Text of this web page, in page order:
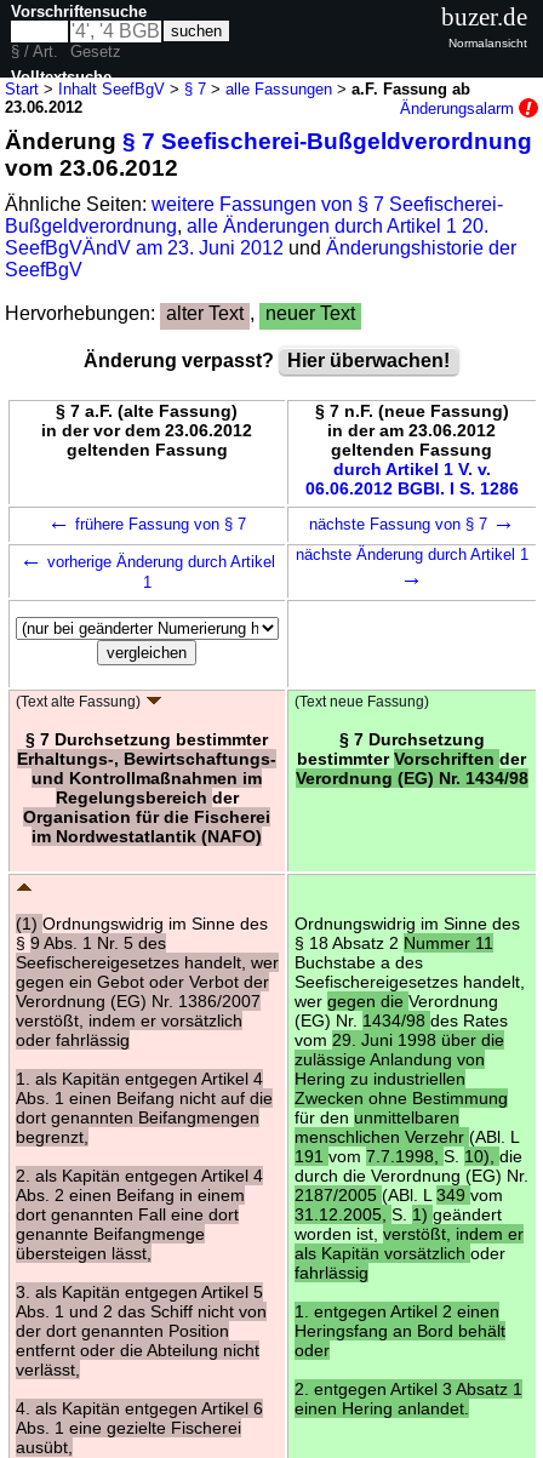
Start > Inhalt SeefBgV > § 7 >alle Fassungen >a.F. Fassung ab
23.06.2012
Änderungsalarm
Änderung§ 7 Seefischerei-Bußgeldverordnung
vom 23.06.2012
Ähnliche Seiten:weitere Fassungen von § 7 Seefischerei-
Bußgeldverordnung,alle Änderungen durch Artikel 1 20.
SeefBgVÄndV am 23. Juni 2012 undÄnderungshistorie der
SeefBgV
Hervorhebungen: alter Text , neuer Text
Änderung verpasst? Hier überwachen!
§ 7 a.F. (alte Fassung)
in der vor dem 23.06.2012
geltenden Fassung
§ 7 n.F. (neue Fassung)
in der am 23.06.2012
geltenden Fassung
durch Artikel 1 V. v.
06.06.2012 BGBl. I S. 1286
← frühere Fassung von § 7 nächste Fassung von § 7 →
← vorherige Änderung durch Artikel
1
nächste Änderung durch Artikel 1
→
(Text alte Fassung)
§ 7 Durchsetzung bestimmter
Erhaltungs-, Bewirtschaftungs-
und Kontrollmaßnahmen im
Regelungsbereich der
Organisation für die Fischerei
im Nordwestatlantik (NAFO)
(Text neue Fassung)
§ 7 Durchsetzung
bestimmterVorschriften der
Verordnung (EG) Nr. 1434/98
(1) Ordnungswidrig im Sinne des
§ 9 Abs. 1 Nr. 5 des
Seefischereigesetzes handelt, wer
gegen ein Gebot oder Verbot der
Verordnung (EG) Nr. 1386/2007
verstößt, indem er vorsätzlich
oder fahrlässig
1. als Kapitän entgegen Artikel 4
Abs. 1 einen Beifang nicht auf die
dort genannten Beifangmengen
begrenzt,
2. als Kapitän entgegen Artikel 4
Abs. 2 einen Beifang in einem
dort genannten Fall eine dort
genannte Beifangmenge
übersteigen lässt,
3. als Kapitän entgegen Artikel 5
Abs. 1 und 2 das Schiff nicht von
der dort genannten Position
entfernt oder die Abteilung nicht
verlässt,
4. als Kapitän entgegen Artikel 6
Abs. 1 eine gezielte Fischerei
ausübt,
Ordnungswidrig im Sinne des
§ 18 Absatz 2 Nummer 11
Buchstabe a des
Seefischereigesetzes handelt,
wer gegen die Verordnung
(EG) Nr. 1434/98 des Rates
vom 29. Juni 1998 über die
zulässige Anlandung von
Hering zu industriellen
Zwecken ohne Bestimmung
für den unmittelbaren
menschlichen Verzehr (ABl. L
191 vom 7.7.1998, S. 10), die
durch die Verordnung (EG) Nr.
2187/2005 (ABl. L 349 vom
31.12.2005, S. 1) geändert
worden ist, verstößt, indem er
als Kapitän vorsätzlich oder
fahrlässig
1. entgegen Artikel 2 einen
Heringsfang an Bord behält
oder
2. entgegen Artikel 3 Absatz 1
einen Hering anlandet.
Vorschriftensuche
§ / Art.
Gesetz
Volltextsuche
buzer.de
Normalansicht